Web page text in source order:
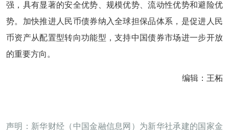
强，具有显著的安全优势、规模优势、流动性优势和避险优
势。加快推进人民币债券纳入全球担保品体系，是促进人民
币资产从配置型转向功能型，支持中国债券市场进一步开放
的重要方向。
编辑：王柘
声明：新华财经（中国金融信息网）为新华社承建的国家金